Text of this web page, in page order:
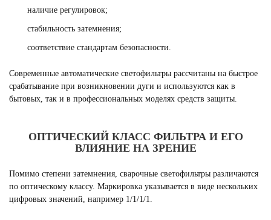
наличие регулировок;
стабильность затемнения;
соответствие стандартам безопасности.
Современные автоматические светофильтры рассчитаны на быстрое
срабатывание при возникновении дуги и используются как в
бытовых, так и в профессиональных моделях средств защиты.
ОПТИЧЕСКИЙ КЛАСС ФИЛЬТРА И ЕГО
ВЛИЯНИЕ НА ЗРЕНИЕ
Помимо степени затемнения, сварочные светофильтры различаются
по оптическому классу. Маркировка указывается в виде нескольких
цифровых значений, например 1/1/1/1.